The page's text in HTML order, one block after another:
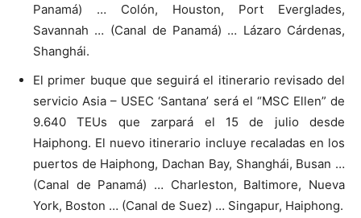
Panamá) … Colón, Houston, Port Everglades,
Savannah … (Canal de Panamá) … Lázaro Cárdenas,
Shanghái.
El primer buque que seguirá el itinerario revisado del
servicio Asia – USEC ‘Santana’ será el “MSC Ellen” de
9.640 TEUs que zarpará el 15 de julio desde
Haiphong. El nuevo itinerario incluye recaladas en los
puertos de Haiphong, Dachan Bay, Shanghái, Busan …
(Canal de Panamá) … Charleston, Baltimore, Nueva
York, Boston … (Canal de Suez) … Singapur, Haiphong.